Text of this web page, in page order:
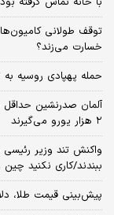
توقف طولانی
خسارت می‌زند؟
حمله پهپادی روسیه به ۲ کشتی در دریای سیاه
آلمان صدرنشین حداقل
۲ هزار یورو می‌گیرند
واکنش تند وزیر
ببندند/کاری نکنید
پیش‌بینی قیمت طلا، دلار و